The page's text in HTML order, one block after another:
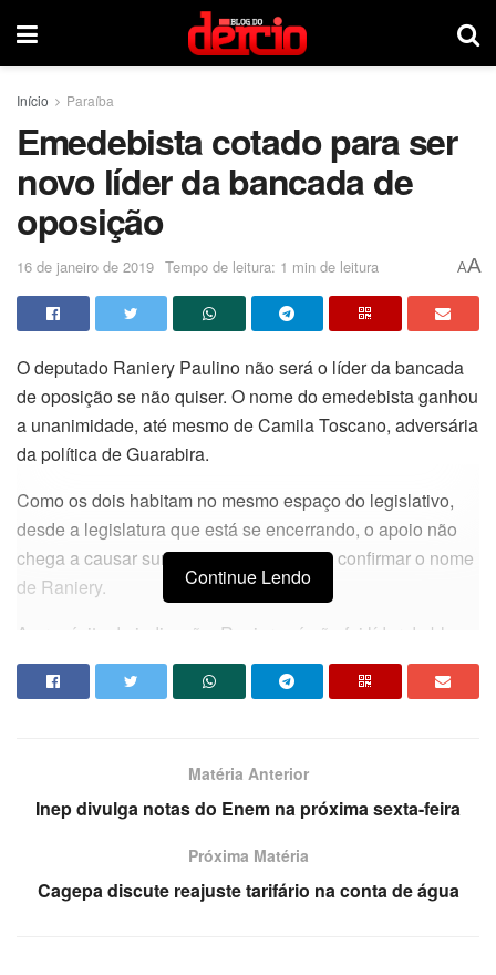
Início Paraíba
Emedebista cotado para ser
novo líder da bancada de
oposição
16 de janeiro de 2019 Tempo de leitura: 1 min de leitura AA
O deputado Raniery Paulino não será o líder da bancada
de oposição se não quiser. O nome do emedebista ganhou
a unanimidade, até mesmo de Camila Toscano, adversária
da política de Guarabira.
Como os dois habitam no mesmo espaço do legislativo,
desde a legislatura que está se encerrando, o apoio não
chega a causar surpresa, caso venha se confirmar o nome
de Raniery.
A propósito da indicação, Raniery só não foi líder do bloco
de oposição porque não quis. Quem apoia acha que não
acontecerá desta vez. Com informações Marcone Ferreira.
Continue Lendo
Matéria Anterior
Inep divulga notas do Enem na próxima sexta-feira
Próxima Matéria
Cagepa discute reajuste tarifário na conta de água